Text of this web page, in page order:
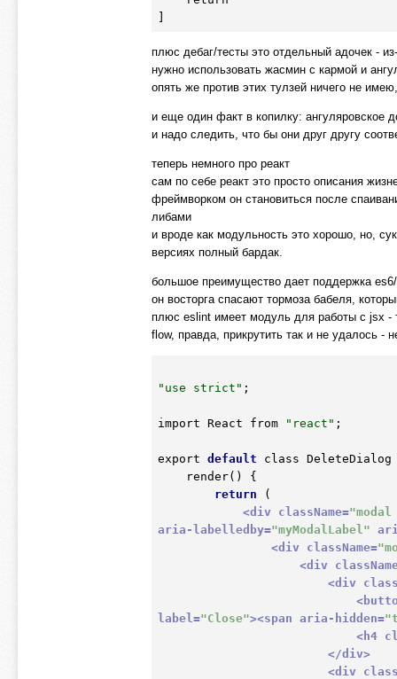
плюс дебаг/тесты это отдельный адочек -
нужно использовать жасмин с кармой и
опять же против этих тулзей ничего не
и еще один факт в копилку: ангуляровское
и надо следить, что бы они друг другу
теперь немного про реакт
сам по себе реакт это просто описания
фреймворком он становиться после
либами
и вроде как модульность это хорошо, но,
версиях полный бардак.
большое преимущество дает поддержка
он восторга спасают тормоза бабеля,
плюс eslint имеет модуль для работы c jsx -
flow, правда, прикрутить так и не удалось -
"use strict" ;
import React from "react" ;
export default class DeleteDialog
return (
<div className=
aria-labelledby="myModalLabel"
<div className=
<div
<div
<
label ="Close"><span aria-hidden=
<h4
</div>
<div